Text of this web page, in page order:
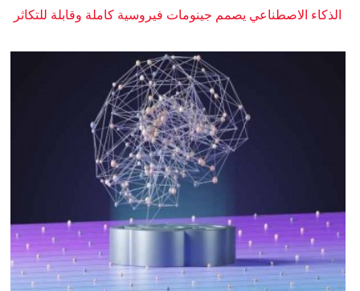
الذكاء الاصطناعي يصمم جينومات فيروسية كاملة وقابلة للتكاثر